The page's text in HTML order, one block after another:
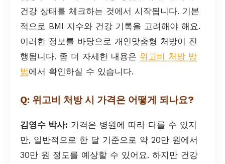
건강 상태를 체크하는 것에서 시작됩니다. 기본
적으로 BMI 지수와 건강 기록을 고려해야 해요.
이러한 정보를 바탕으로 개인맞춤형 처방이 진
행됩니다. 좀 더 자세한 내용은 위고비 처방 방
법에서 확인하실 수 있습니다.
Q: 위고비 처방 시 가격은 어떻게 되나요?
김영수 박사: 가격은 병원에 따라 다를 수 있지
만, 일반적으로 한 달 기준으로 약 20만 원에서
30만 원 정도를 예상할 수 있어요. 하지만 건강